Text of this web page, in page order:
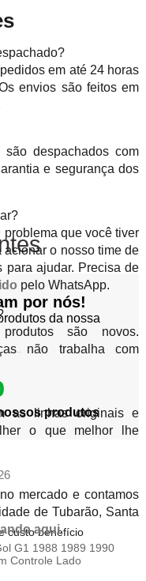
em até 24 horas
envios são feitos em
despachados com
e segurança dos
que você tiver
acionar o nosso time de
para ajudar. Precisa de
pelo WhatsApp.
são novos.
não trabalha com
as linhas originais e
o que melhor lhe
mercado e contamos
de Tubarão, Santa
aqui.
por nós!
da nossa
produtos
custo benefício
G1 1988 1989 1990
Controle Lado